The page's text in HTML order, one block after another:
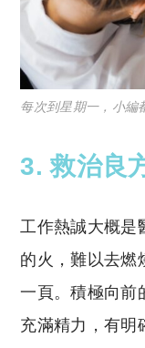
每次到星期一，小編
3. 救治良
工作熱誠大概是
的火，難以去燃
一頁。積極向前
充滿精力，有明